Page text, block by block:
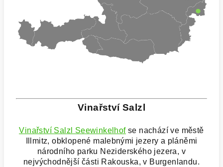
Vinařství Salzl
Vinařství Salzl Seewinkelhofse nachází ve městě
Illmitz, obklopené malebnými jezery a pláněmi
národního parku Neziderského jezera, v
nejvýchodnější části Rakouska, v Burgenlandu.